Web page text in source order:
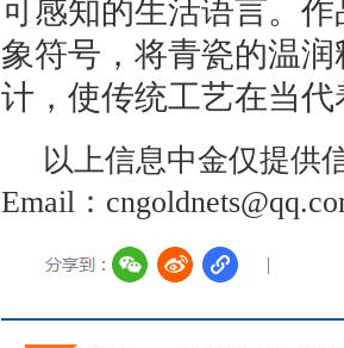
可感知的生活语言。
象符号，将青瓷的温
计，使传统工艺在当
以上信息中金仅提供
Email：